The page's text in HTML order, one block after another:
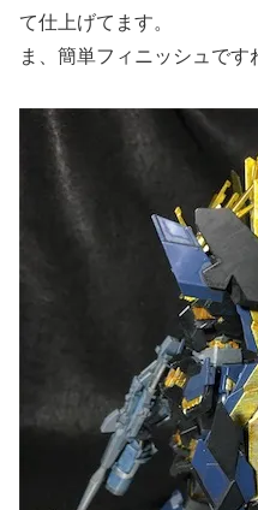
て仕上げてます。
ま、簡単フィニッシュです